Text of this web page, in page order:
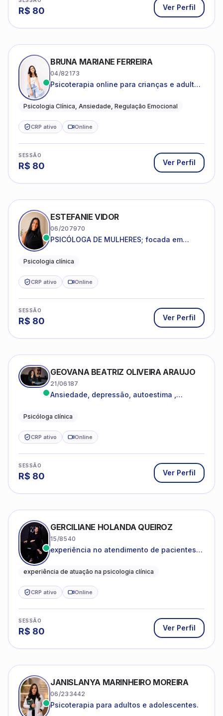
R$ 80 Ver Perfil
BRUNA MARIANE FERREIRA
04/82173
Psicoterapia online para crianças e adultos
reduzir a ansiedade e construir uma vida
Psicologia Clínica, Ansiedade, Regulação Emocional
CRP ativo Online
SESSÃO
R$ 80 Ver Perfil
ESTEFANIE VIDOR
06/207970
PSICÓLOGA DE MULHERES; focada em
dentro da sua realidade.
Psicologia clínica
CRP ativo Online
SESSÃO
R$ 80 Ver Perfil
GEOVANA BEATRIZ OLIVEIRA ARAUJO
21/06187
Ansiedade, depressão, autoestima ,
Psicóloga clínica
CRP ativo Online
SESSÃO
R$ 80 Ver Perfil
GERCILIANE HOLANDA QUEIROZ
15/8540
experiência no atendimento de pacientes
catastróficos e comportamentos
experiência de atuação na psicologia clínica
CRP ativo Online
SESSÃO
R$ 80 Ver Perfil
JANISLANYA MARINHEIRO MOREIRA
06/233442
Psicoterapia para adultos e adolescentes.